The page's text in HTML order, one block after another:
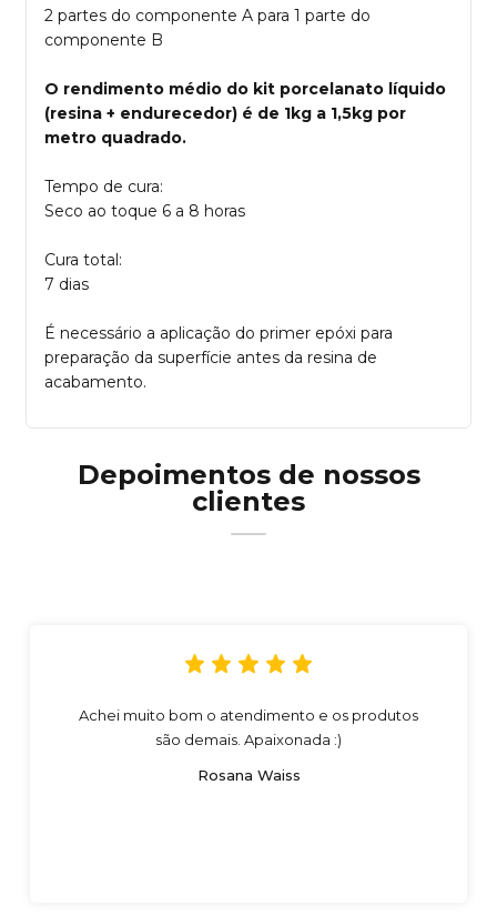
2 partes do componente A para 1 parte do
componente B
O rendimento médio do kit porcelanato líquido
(resina + endurecedor) é de 1kg a 1,5kg por
metro quadrado.
Tempo de cura:
Seco ao toque 6 a 8 horas
Cura total:
7 dias
É necessário a aplicação do primer epóxi para
preparação da superfície antes da resina de
acabamento.
Depoimentos de nossos
clientes
Achei muito bom o atendimento e os produtos
são demais. Apaixonada :)
Rosana Waiss